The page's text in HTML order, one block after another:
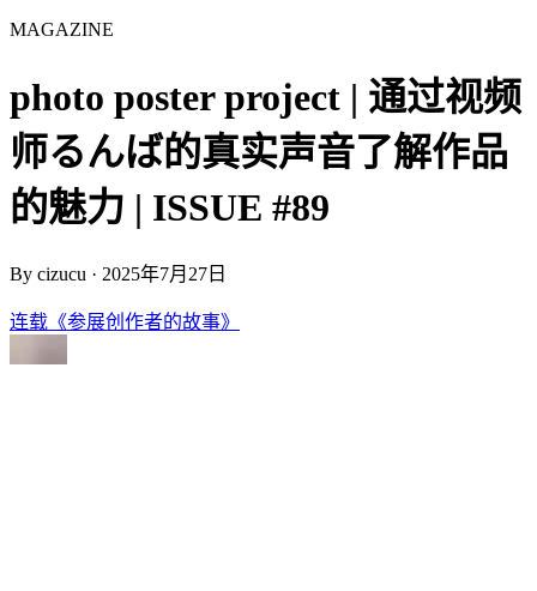
MAGAZINE
photo poster project | 通过视频
师るんば的真实声音了解作品
的魅力 | ISSUE #89
By cizucu · 2025年7月27日
连载《参展创作者的故事》